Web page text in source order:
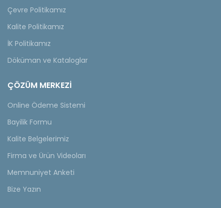
Çevre Politikamız
Kalite Politikamız
İK Politikamız
Döküman ve Kataloglar
ÇÖZÜM MERKEZİ
Online Ödeme Sistemi
Bayilik Formu
Kalite Belgelerimiz
Firma ve Ürün Videoları
Memnuniyet Anketi
Bize Yazın